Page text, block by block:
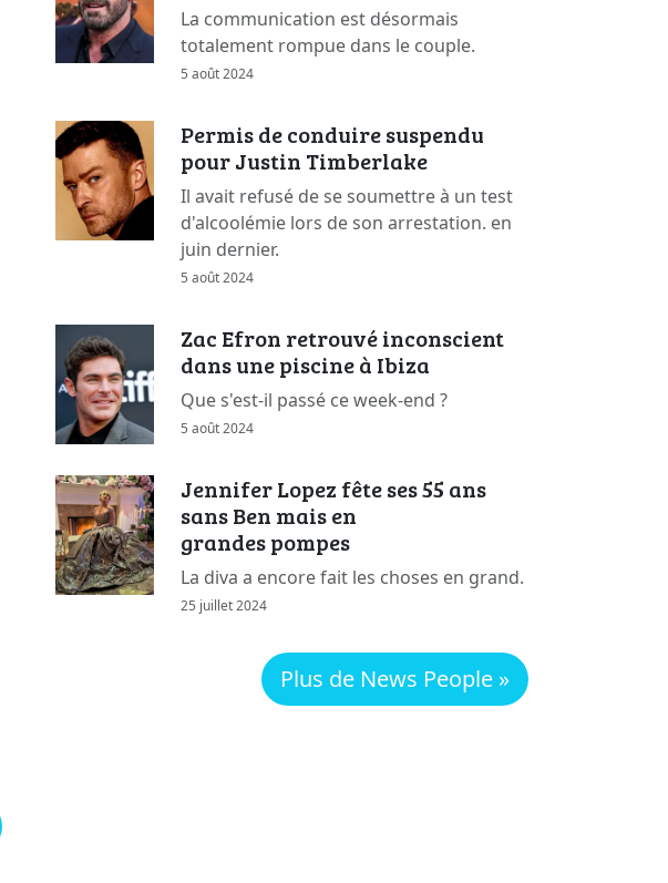
La communication est désormais
totalement rompue dans le couple.
5 août 2024
Permis de conduire suspendu
pour Justin Timberlake
Il avait refusé de se soumettre à un test
d'alcoolémie lors de son arrestation. en
juin dernier.
5 août 2024
Zac Efron retrouvé inconscient
dans une piscine à Ibiza
Que s'est-il passé ce week-end ?
5 août 2024
Jennifer Lopez fête ses 55 ans
sans Ben mais en
grandes pompes
La diva a encore fait les choses en grand.
25 juillet 2024
Plus de News People »